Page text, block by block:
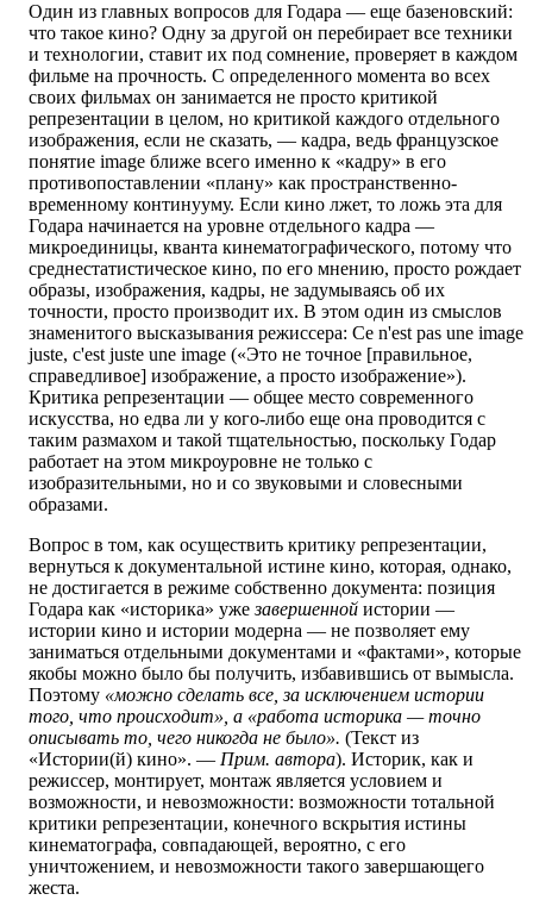
Один из главных вопросов для Годара — еще базеновский:
что такое кино? Одну за другой он перебирает все техники
и технологии, ставит их под сомнение, проверяет в каждом
фильме на прочность. С определенного момента во всех
своих фильмах он занимается не просто критикой
репрезентации в целом, но критикой каждого отдельного
изображения, если не сказать, — кадра, ведь французское
понятие image ближе всего именно к «кадру» в его
противопоставлении «плану» как пространственно-
временному континууму. Если кино лжет, то ложь эта для
Годара начинается на уровне отдельного кадра —
микроединицы, кванта кинематографического, потому что
среднестатистическое кино, по его мнению, просто рождает
образы, изображения, кадры, не задумываясь об их
точности, просто производит их. В этом один из смыслов
знаменитого высказывания режиссера: Ce n'est pas une image
juste, c'est juste une image («Это не точное [правильное,
справедливое] изображение, а просто изображение»).
Критика репрезентации — общее место современного
искусства, но едва ли у кого-либо еще она проводится с
таким размахом и такой тщательностью, поскольку Годар
работает на этом микроуровне не только с
изобразительными, но и со звуковыми и словесными
образами.
Вопрос в том, как осуществить критику репрезентации,
вернуться к документальной истине кино, которая, однако,
не достигается в режиме собственно документа: позиция
Годара как «историка» ужезавершенной истории —
истории кино и истории модерна — не позволяет ему
заниматься отдельными документами и «фактами», которые
якобы можно было бы получить, избавившись от вымысла.
Поэтому «можно сделать все, за исключением истории
того, что происходит», а «работа историка — точно
описывать то, чего никогда не было». (Текст из
«Истории(й) кино». — Прим. автора). Историк, как и
режиссер, монтирует, монтаж является условием и
возможности, и невозможности: возможности тотальной
критики репрезентации, конечного вскрытия истины
кинематографа, совпадающей, вероятно, с его
уничтожением, и невозможности такого завершающего
жеста.